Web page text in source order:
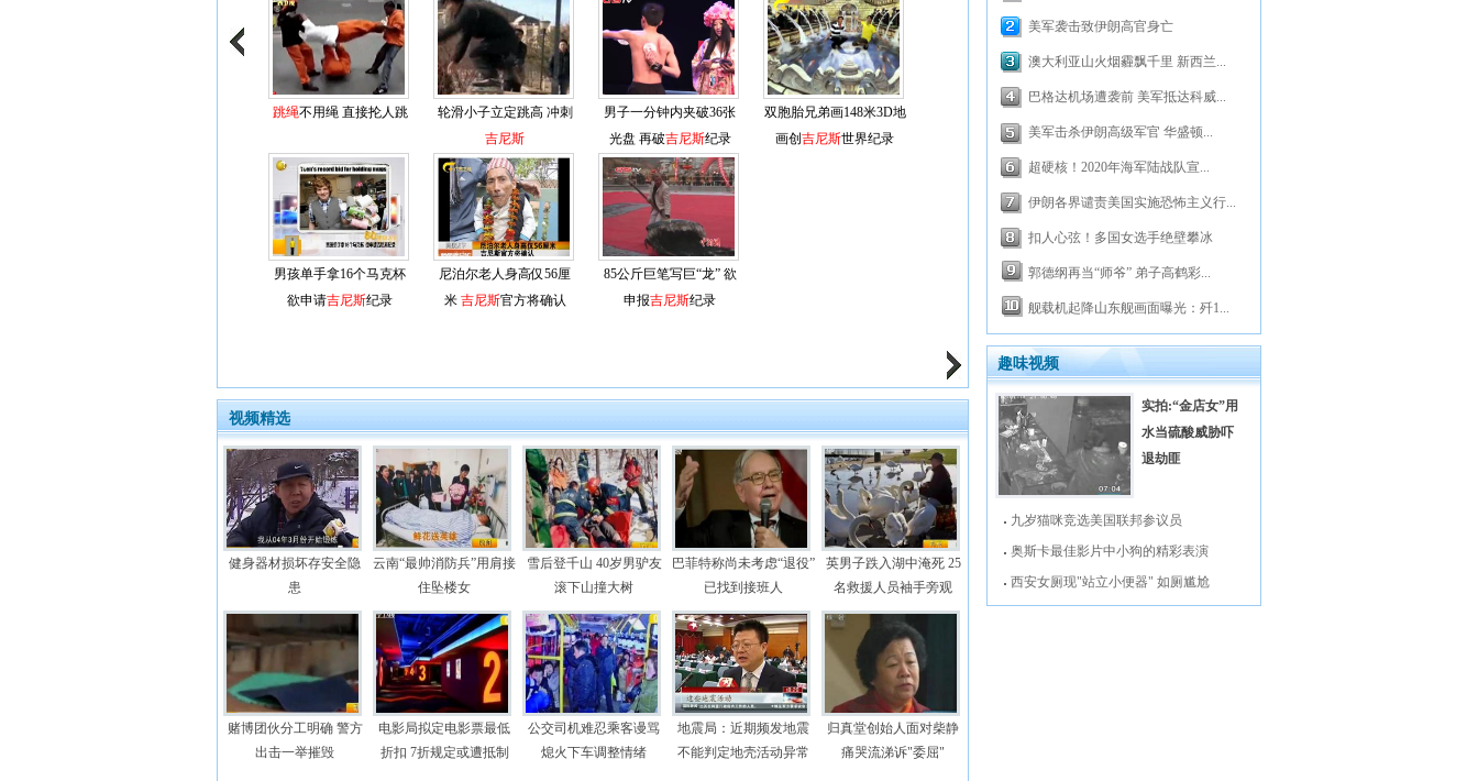
跳绳不用绳 直接抡人跳
轮滑小子立定跳高 冲刺
吉尼斯
男子一分钟内夹破36张
光盘 再破吉尼斯纪录
双胞胎兄弟画148米3D地
画创 吉尼斯世界纪录
男孩单手拿16个马克杯
欲申请吉尼斯纪录
尼泊尔老人身高仅56厘
米 吉尼斯官方将确认
85公斤巨笔写巨“龙” 欲
申报吉尼斯纪录
视频精选
健身器材损坏存安全隐
患
云南“最帅消防兵”用肩接
住坠楼女
雪后登千山 40岁男驴友
滚下山撞大树
巴菲特称尚未考虑“退役”
已找到接班人
英男子跌入湖中淹死 25
名救援人员袖手旁观
赌博团伙分工明确 警方
出击一举摧毁
电影局拟定电影票最低
折扣 7折规定或遭抵制
公交司机难忍乘客谩骂
熄火下车调整情绪
地震局：近期频发地震
不能判定地壳活动异常
归真堂创始人面对柴静
痛哭流涕诉"委屈"
美军袭击致伊朗高官身亡
澳大利亚山火烟霾飘千里 新西兰...
巴格达机场遭袭前 美军抵达科威...
美军击杀伊朗高级军官 华盛顿...
超硬核！2020年海军陆战队宣...
伊朗各界谴责美国实施恐怖主义行...
扣人心弦！多国女选手绝壁攀冰
郭德纲再当“师爷” 弟子高鹤彩...
舰载机起降山东舰画面曝光：歼1...
趣味视频
实拍:“金店女”用
水当硫酸威胁吓
退劫匪
九岁猫咪竞选美国联邦参议员
奥斯卡最佳影片中小狗的精彩表演
西安女厕现"站立小便器" 如厕尴尬